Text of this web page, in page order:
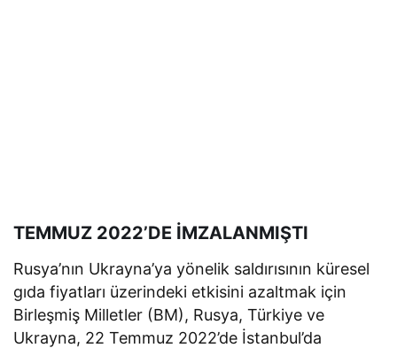
TEMMUZ 2022’DE İMZALANMIŞTI
Rusya’nın Ukrayna’ya yönelik saldırısının küresel
gıda fiyatları üzerindeki etkisini azaltmak için
Birleşmiş Milletler (BM), Rusya, Türkiye ve
Ukrayna, 22 Temmuz 2022’de İstanbul’da